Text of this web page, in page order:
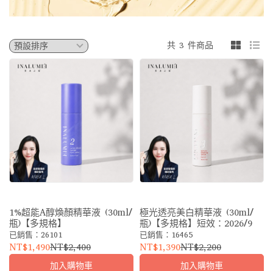
共 3 件商品
1%超能A醇煥顏精華液 (30ml/
瓶)【多規格】
已銷售：26101
NT$1,490NT$2,400
加入購物車
極光透亮美白精華液 (30ml/
瓶)【多規格】短效：2026/9
已銷售：16465
NT$1,390NT$2,200
加入購物車